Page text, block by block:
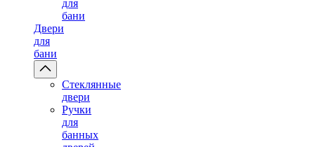
для
бани
Двери
для
бани
Стеклянные
двери
Ручки
для
банных